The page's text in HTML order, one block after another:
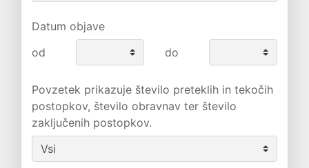
Datum objave
od
do
Povzetek prikazuje število preteklih in tekočih
postopkov, število obravnav ter število
zaključenih postopkov.